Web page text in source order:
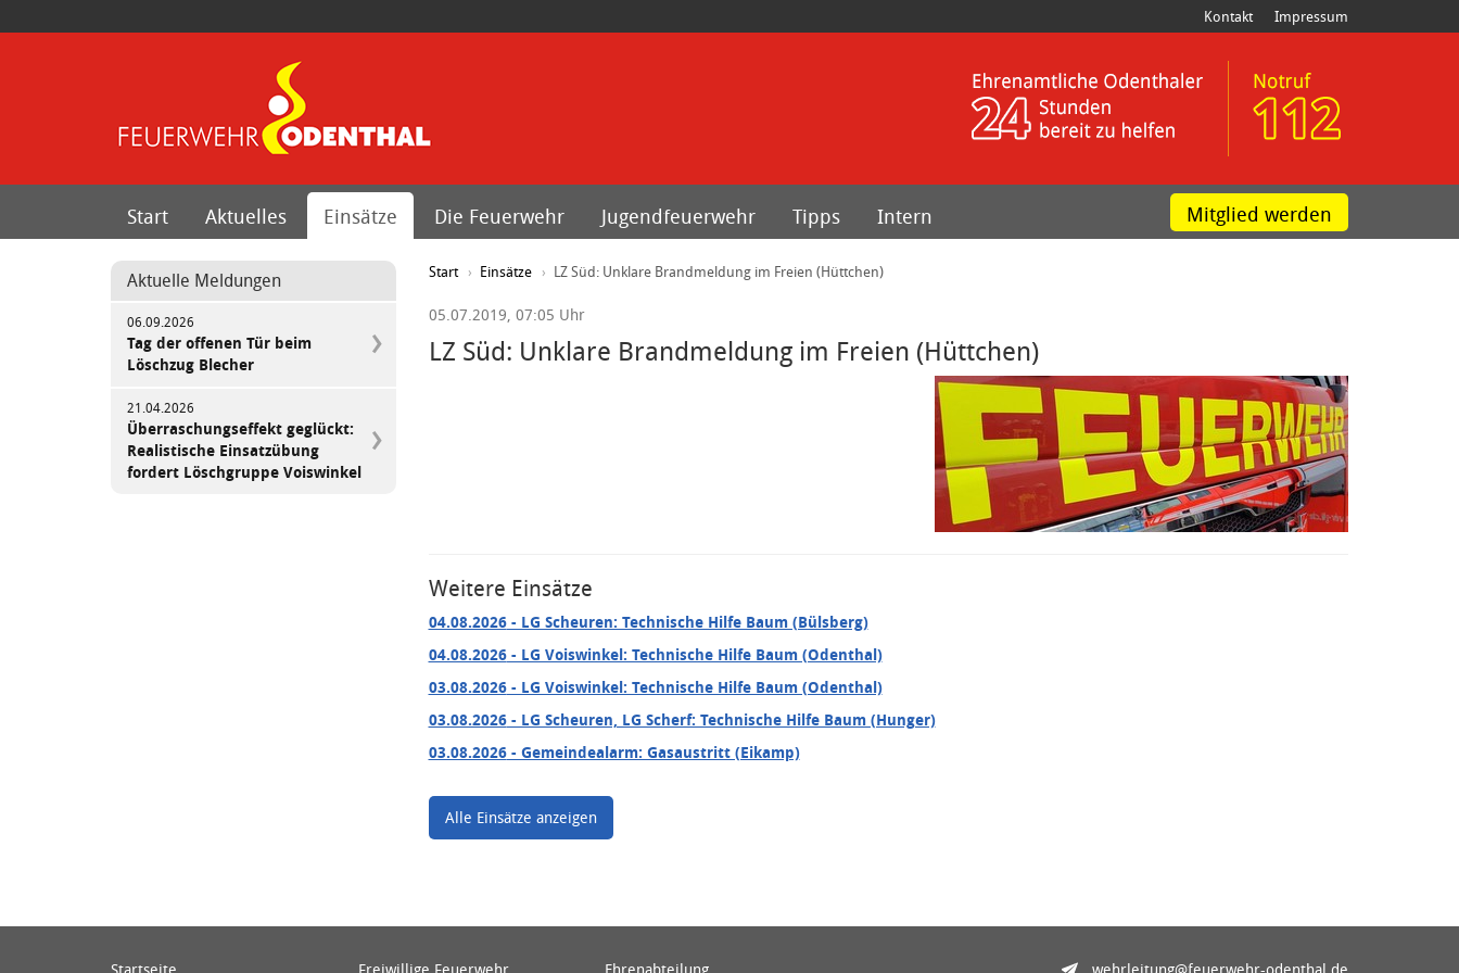
Kontakt Impressum
Start Aktuelles Einsätze Die Feuerwehr Jugendfeuerwehr Tipps Intern Mitglied werden
Start Einsätze LZ Süd: Unklare Brandmeldung im Freien (Hüttchen)
05.07.2019, 07:05 Uhr
LZ Süd: Unklare Brandmeldung im Freien (Hüttchen)
Weitere Einsätze
04.08.2026- LG Scheuren: Technische Hilfe Baum (Bülsberg)
04.08.2026- LG Voiswinkel: Technische Hilfe Baum (Odenthal)
03.08.2026- LG Voiswinkel: Technische Hilfe Baum (Odenthal)
03.08.2026- LG Scheuren, LG Scherf: Technische Hilfe Baum (Hunger)
03.08.2026- Gemeindealarm: Gasaustritt (Eikamp)
Alle Einsätze anzeigen
Aktuelle Meldungen
06.09.2026
Tag der offenen Tür beim
Löschzug Blecher
21.04.2026
Überraschungseffekt geglückt:
Realistische Einsatzübung
fordert Löschgruppe Voiswinkel